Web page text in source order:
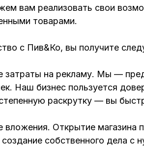
вам реализовать свои
товарами.
с Пив&Ко, вы получите
на рекламу. Мы —
Наш бизнес пользуется
раскрутку — вы
вложения. Открытие магазина
собственного дела с